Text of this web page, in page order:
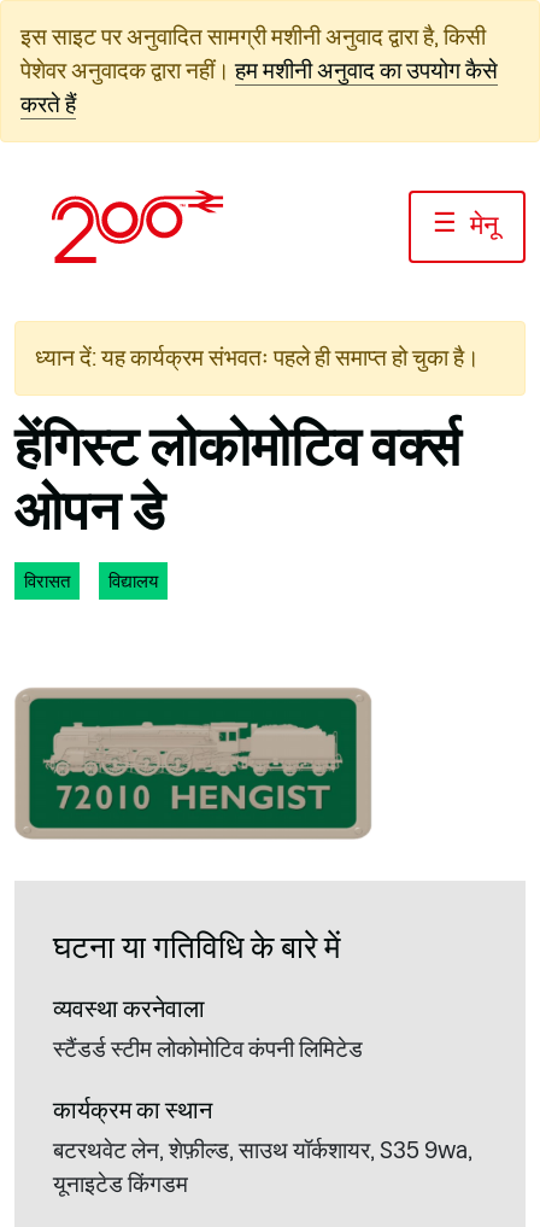
जाएं
इस साइट पर अनुवादित सामग्री मशीनी अनुवाद द्वारा है, किसी
पेशेवर अनुवादक द्वारा नहीं। हम मशीनी अनुवाद का उपयोग कैसे
करते हैं
☰ मेनू
ध्यान दें: यह कार्यक्रम संभवतः पहले ही समाप्त हो चुका है।
हेंगिस्ट लोकोमोटिव वर्क्स
ओपन डे
विरासत विद्यालय
घटना या गतिविधि के बारे में
व्यवस्था करनेवाला
स्टैंडर्ड स्टीम लोकोमोटिव कंपनी लिमिटेड
कार्यक्रम का स्थान
बटरथवेट लेन, शेफ़ील्ड, साउथ यॉर्कशायर, S35 9wa,
यूनाइटेड किंगडम